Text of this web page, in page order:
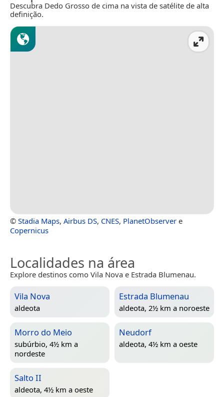
Descubra Dedo Grosso de cima na vista de satélite de alta
definição.
© Stadia Maps, Airbus DS, CNES, PlanetObserver e
Copernicus
Localidades na área
Explore destinos como Vila Nova e Estrada Blumenau.
Vila Nova
aldeota
Estrada Blumenau
aldeota, 2½ km a noroeste
Morro do Meio
subúrbio, 4½ km a
nordeste
Neudorf
aldeota, 4½ km a oeste
Salto II
aldeota, 4½ km a oeste